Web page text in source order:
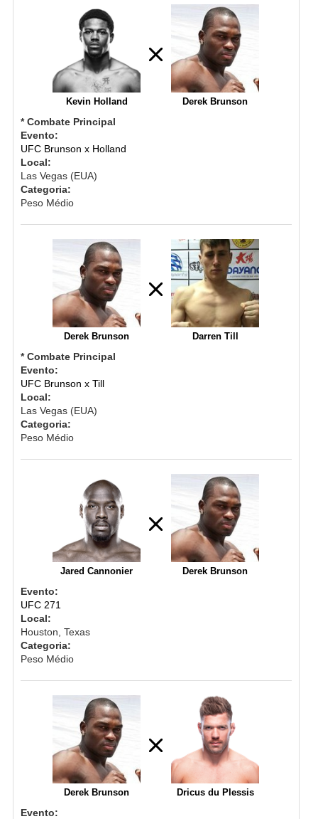
Kevin Holland Derek Brunson
* Combate Principal
Evento:
UFC Brunson x Holland
Local:
Las Vegas (EUA)
Categoria:
Peso Médio
Derek Brunson Darren Till
* Combate Principal
Evento:
UFC Brunson x Till
Local:
Las Vegas (EUA)
Categoria:
Peso Médio
Jared Cannonier Derek Brunson
Evento:
UFC 271
Local:
Houston, Texas
Categoria:
Peso Médio
Derek Brunson Dricus du Plessis
Evento: